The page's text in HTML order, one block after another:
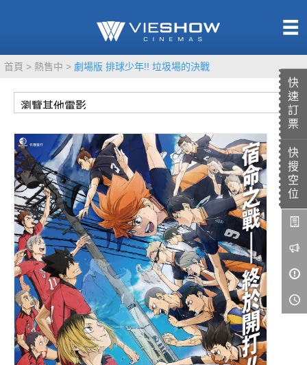
快
速
訂
票
快
搜
空
位
首頁 熱售中 劇場版 排球少年!! 垃圾場的決戰
熱售中
TITAN SCREEN
MUCROWN
IMAX
4DX
VR 演唱會
GOLD CLASS
AD口述影像
LIVE演唱會
影城餐飲
UNICORN
影城公告